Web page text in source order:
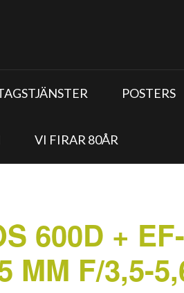
POSTERS
VI FIRAR 80ÅR
600D +
MM F/3,5-